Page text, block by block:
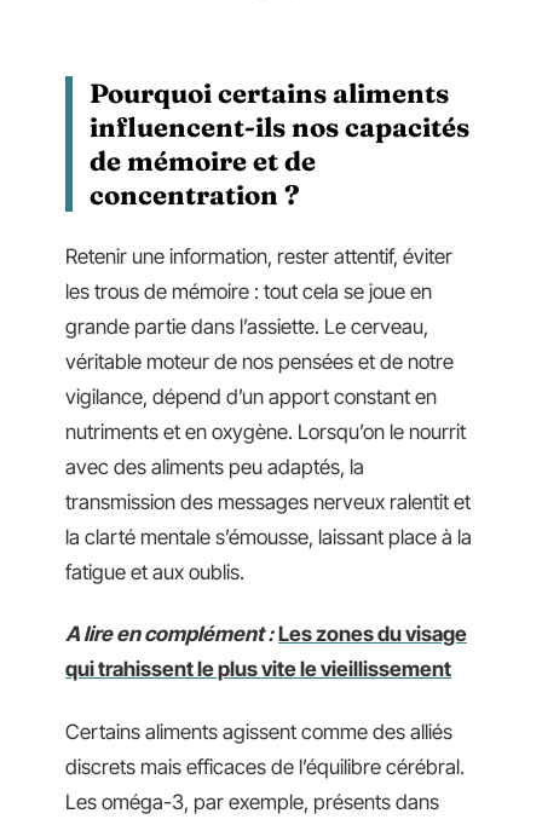
Pourquoi certains aliments
influencent-ils nos capacités
de mémoire et de
concentration ?
Retenir une information, rester attentif, éviter
les trous de mémoire : tout cela se joue en
grande partie dans l’assiette. Le cerveau,
véritable moteur de nos pensées et de notre
vigilance, dépend d’un apport constant en
nutriments et en oxygène. Lorsqu’on le nourrit
avec des aliments peu adaptés, la
transmission des messages nerveux ralentit et
la clarté mentale s’émousse, laissant place à la
fatigue et aux oublis.
A lire en complément : Les zones du visage
qui trahissent le plus vite le vieillissement
Certains aliments agissent comme des alliés
discrets mais efficaces de l’équilibre cérébral.
Les oméga-3, par exemple, présents dans